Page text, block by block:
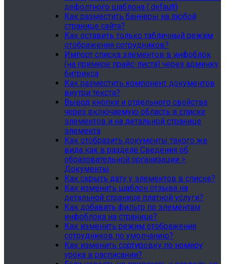
дефолтного шаблона (.default)
Как разместить баннеры на любой
странице сайта?
Как оставить только табличный режим
отображения сотрудников?
Импорт списка элементов в инфоблок
(на примере прайс-листа) через админку
битрикса
Как разместить компонент документов
внутри текста?
Вывод кнопки и отдельного свойства
через включаемую область в списке
элементов и на детальной странице
элемента
Как отобразить документы такого же
вида как в разделе Сведения об
образовательной организации >
Документы
Как скрыть дату у элементов в списке?
Как изменить шаблон отзыва на
детальной странице платной услуги?
Как добавить фильтр по элементам
инфоблока на странице?
Как изменить режим отображения
сотрудников по умолчанию?
Как изменить сортировку по номеру
урока в расписании?